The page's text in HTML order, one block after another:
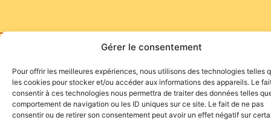
Gérer le consentement
Pour offrir les meilleures expériences, nous utilisons des technologies telles
les cookies pour stocker et/ou accéder aux informations des appareils. Le
consentir à ces technologies nous permettra de traiter des données telles
comportement de navigation ou les ID uniques sur ce site. Le fait de ne pas
consentir ou de retirer son consentement peut avoir un effet négatif sur
Site de l'association TOROFIESTA